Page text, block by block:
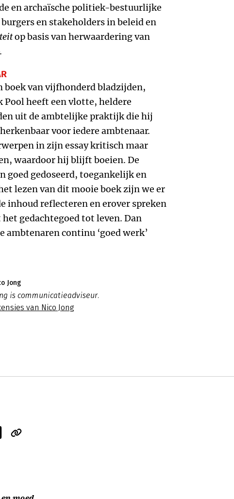
en archaïsche politiek-bestuurlijke
en stakeholders in beleid en
op basis van herwaardering van
boek van vijfhonderd bladzijden,
Pool heeft een vlotte, heldere
uit de ambtelijke praktijk die hij
voor iedere ambtenaar.
in zijn essay kritisch maar
waardoor hij blijft boeien. De
goed gedoseerd, toegankelijk en
lezen van dit mooie boek zijn we er
inhoud reflecteren en erover spreken
gedachtegoed tot leven. Dan
ambtenaren continu ‘goed werk’
Jong
is communicatieadviseur.
van Nico Jong